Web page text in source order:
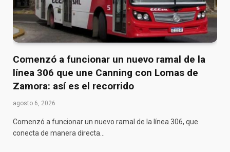
Comenzó a funcionar un nuevo ramal de la
línea 306 que une Canning con Lomas de
Zamora: así es el recorrido
agosto 6, 2026
Comenzó a funcionar un nuevo ramal de la línea 306, que
conecta de manera directa…